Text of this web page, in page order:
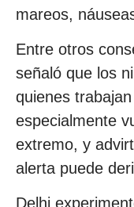
mareos,
Entre otros
señaló que los
quienes
especialmente
extremo, y
alerta puede
Delhi